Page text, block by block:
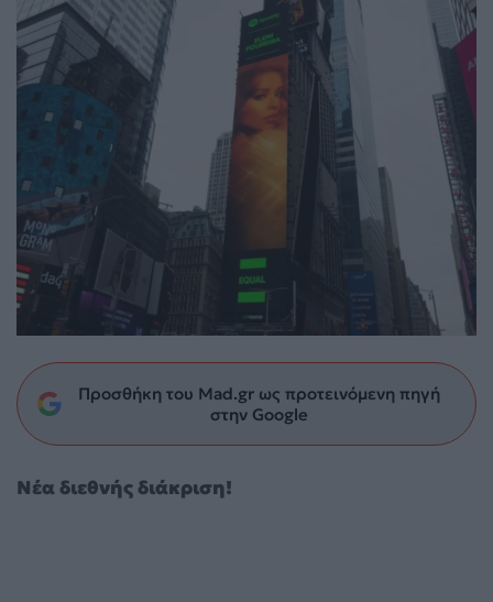
Προσθήκη του Mad.gr ως προτεινόμενη πηγή
στην Google
Nέα διεθνής διάκριση!